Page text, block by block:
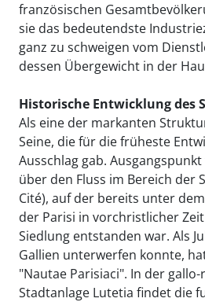
französischen
sie das bedeutendste
ganz zu schweigen vom
dessen Übergewicht in der
Historische Entwicklung des
Als eine der markanten
Seine, die für die früheste
Ausschlag gab.
über den Fluss im Bereich der
Cité), auf der bereits unter
der Parisi in vorchristlicher
Siedlung entstanden war. Als
Gallien unterwerfen konnte,
"Nautae Parisiaci". In der
Stadtanlage Lutetia findet die